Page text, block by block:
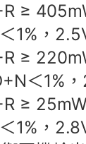
1%，
＜1%，
1%，